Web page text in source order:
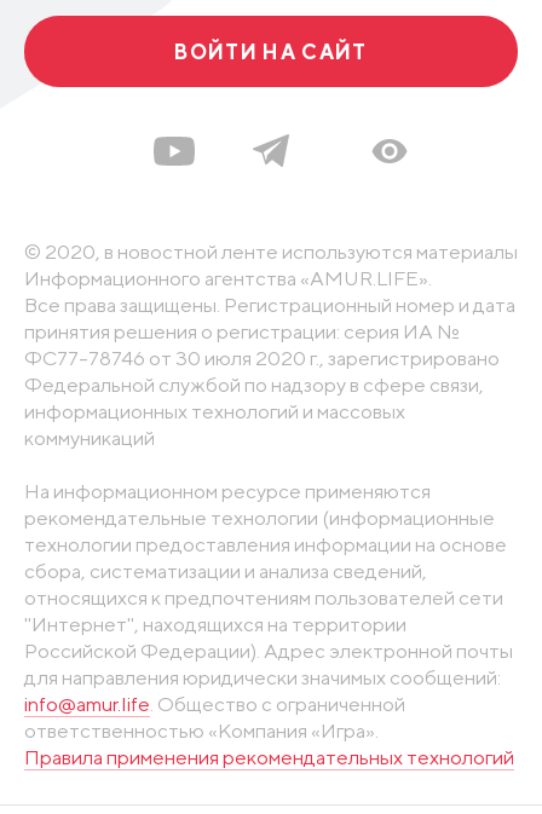
ВОЙТИ НА САЙТ
© 2020, в новостной ленте используются материалы
Информационного агентства «AMUR.LIFE».
Все права защищены. Регистрационный номер и дата
принятия решения о регистрации: серия ИА №
ФС77-78746 от 30 июля 2020 г., зарегистрировано
Федеральной службой по надзору в сфере связи,
информационных технологий и массовых
коммуникаций
На информационном ресурсе применяются
рекомендательные технологии (информационные
технологии предоставления информации на основе
сбора, систематизации и анализа сведений,
относящихся к предпочтениям пользователей сети
"Интернет", находящихся на территории
Российской Федерации). Адрес электронной почты
для направления юридически значимых сообщений:
info@amur.life . Общество с ограниченной
ответственностью «Компания «Игра».
Правила применения рекомендательных технологий